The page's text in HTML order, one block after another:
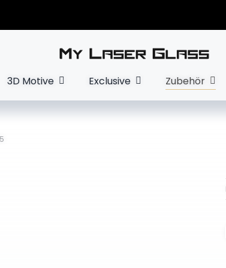
3D Motive Exclusive Zubehör